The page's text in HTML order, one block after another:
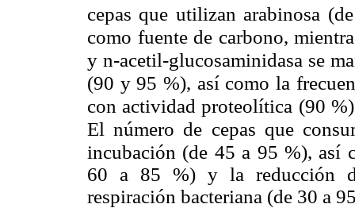
cepas que utilizan arabinosa
como fuente de carbono,
y n-acetil-glucosaminidasa se
(90 y 95 %), así como la
con actividad proteolítica (90
El número de cepas que
incubación (de 45 a 95 %), así
60 a 85 %) y la reducción
respiración bacteriana (de 30 a